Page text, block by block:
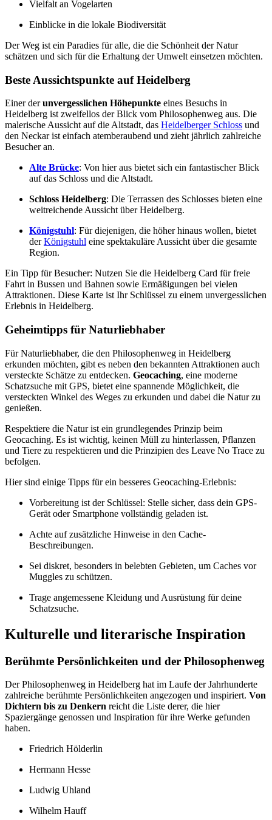
Vielfalt an Vogelarten
Einblicke in die lokale Biodiversität
Der Weg ist ein Paradies für alle, die die Schönheit der Natur
schätzen und sich für die Erhaltung der Umwelt einsetzen möchten.
Beste Aussichtspunkte auf Heidelberg
Einer derunvergesslichen Höhepunkte eines Besuchs in
Heidelberg ist zweifellos der Blick vom Philosophenweg aus. Die
malerische Aussicht auf die Altstadt, das Heidelberger Schloss und
den Neckar ist einfach atemberaubend und zieht jährlich zahlreiche
Besucher an.
Alte Brücke: Von hier aus bietet sich ein fantastischer Blick
auf das Schloss und die Altstadt.
Schloss Heidelberg: Die Terrassen des Schlosses bieten eine
weitreichende Aussicht über Heidelberg.
Königstuhl: Für diejenigen, die höher hinaus wollen, bietet
derKönigstuhl eine spektakuläre Aussicht über die gesamte
Region.
Ein Tipp für Besucher: Nutzen Sie die Heidelberg Card für freie
Fahrt in Bussen und Bahnen sowie Ermäßigungen bei vielen
Attraktionen. Diese Karte ist Ihr Schlüssel zu einem unvergesslichen
Erlebnis in Heidelberg.
Geheimtipps für Naturliebhaber
Für Naturliebhaber, die den Philosophenweg in Heidelberg
erkunden möchten, gibt es neben den bekannten Attraktionen auch
versteckte Schätze zu entdecken. Geocaching, eine moderne
Schatzsuche mit GPS, bietet eine spannende Möglichkeit, die
versteckten Winkel des Weges zu erkunden und dabei die Natur zu
genießen.
Respektiere die Natur ist ein grundlegendes Prinzip beim
Geocaching. Es ist wichtig, keinen Müll zu hinterlassen, Pflanzen
und Tiere zu respektieren und die Prinzipien des Leave No Trace zu
befolgen.
Hier sind einige Tipps für ein besseres Geocaching-Erlebnis:
Vorbereitung ist der Schlüssel: Stelle sicher, dass dein GPS-
Gerät oder Smartphone vollständig geladen ist.
Achte auf zusätzliche Hinweise in den Cache-
Beschreibungen.
Sei diskret, besonders in belebten Gebieten, um Caches vor
Muggles zu schützen.
Trage angemessene Kleidung und Ausrüstung für deine
Schatzsuche.
Kulturelle und literarische Inspiration
Berühmte Persönlichkeiten und der Philosophenweg
Der Philosophenweg in Heidelberg hat im Laufe der Jahrhunderte
zahlreiche berühmte Persönlichkeiten angezogen und inspiriert. Von
Dichtern bis zu Denkern reicht die Liste derer, die hier
Spaziergänge genossen und Inspiration für ihre Werke gefunden
haben.
Friedrich Hölderlin
Hermann Hesse
Ludwig Uhland
Wilhelm Hauff